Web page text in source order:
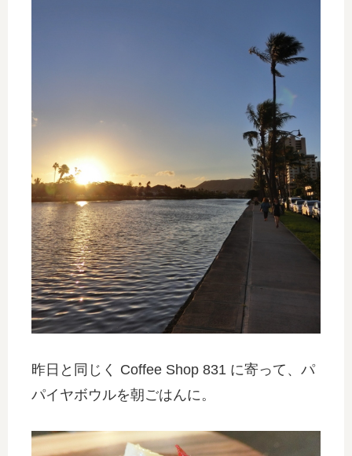
昨日と同じく Coffee Shop 831 に寄って、パ
パイヤボウルを朝ごはんに。